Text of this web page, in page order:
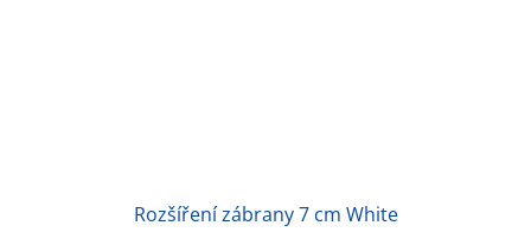
Rozšíření zábrany 7 cm White